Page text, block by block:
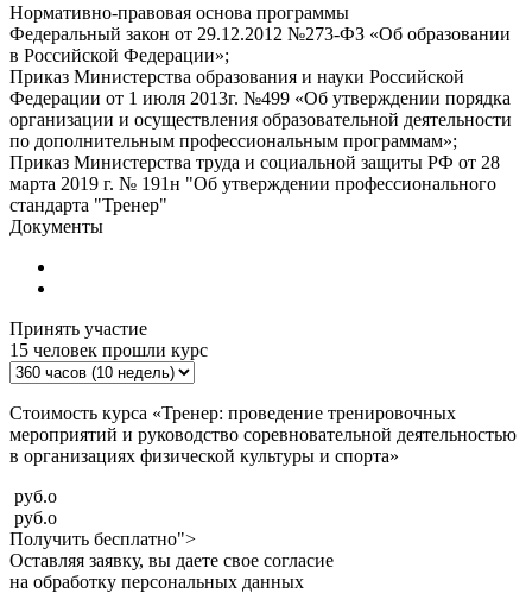
Нормативно-правовая основа программы
Федеральный закон от 29.12.2012 №273-ФЗ «Об образовании
в Российской Федерации»;
Приказ Министерства образования и науки Российской
Федерации от 1 июля 2013г. №499 «Об утверждении порядка
организации и осуществления образовательной деятельности
по дополнительным профессиональным программам»;
Приказ Министерства труда и социальной защиты РФ от 28
марта 2019 г. № 191н "Об утверждении профессионального
стандарта "Тренер"
Документы
Принять участие
15 человек прошли курс
Стоимость курса «Тренер: проведение тренировочных
мероприятий и руководство соревновательной деятельностью
в организациях физической культуры и спорта»
руб.o
руб.o
Получить бесплатно">
Оставляя заявку, вы даете свое согласие
на обработку персональных данных